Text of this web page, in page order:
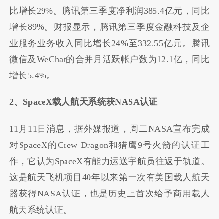
比增长29%。腾讯第三季度净利润385.4亿元，同比
增长89%。财报显示，腾讯第三季度金融科技及企
业服务业务收入同比增长24%至332.55亿元。腾讯
微信及WeChat的合并月活跃帐户数为12.1亿，同比
增长5.4%。
2、SpaceX载人航天系统获NASA认证
11月11日消息，据外媒报道，周二NASA宣布完成
对SpaceX的Crew Dragon和猎鹰9号火箭的认证工
作，它认为SpaceX有能力运送宇航员往返于轨道。
这是航天飞机项目40年以来第一次有美国载人航天
器获得NASA认证，也是历史上首次给予商用载人
航天系统认证。